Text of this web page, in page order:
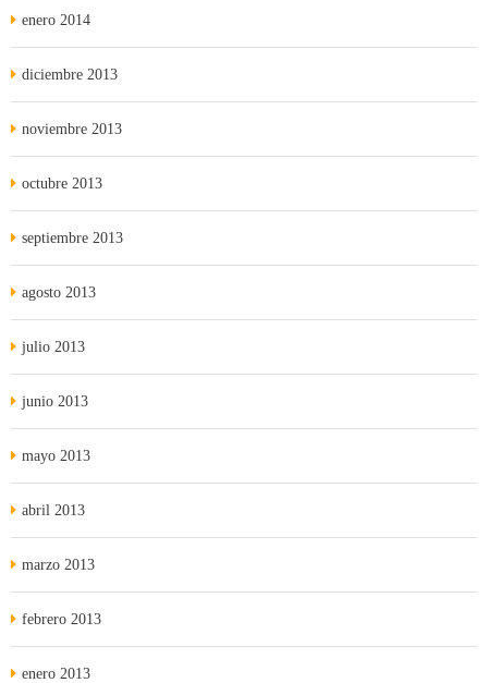
enero 2014
diciembre 2013
noviembre 2013
octubre 2013
septiembre 2013
agosto 2013
julio 2013
junio 2013
mayo 2013
abril 2013
marzo 2013
febrero 2013
enero 2013